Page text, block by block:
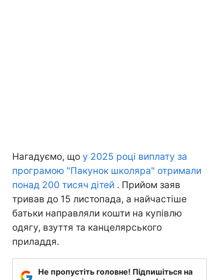
Нагадуємо, що у 2025 році виплату за
програмою "Пакунок школяра" отримали
понад 200 тисяч дітей . Прийом заяв
тривав до 15 листопада, а найчастіше
батьки направляли кошти на купівлю
одягу, взуття та канцелярського
приладдя.
Не пропустіть головне! Підпишіться на